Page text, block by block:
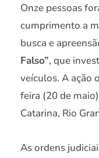
Onze pessoas
cumprimento a
busca e
Falso”, que
veículos. A ação
feira (20 de
Catarina, Rio
As ordens